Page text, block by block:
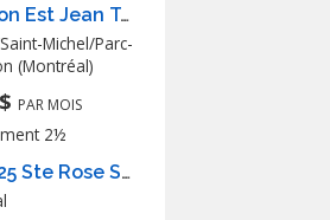
3775 Rue Jean-Talon Est Jean Talon
Michel/Parc-
(Montréal)
PAR MOIS
2½
Two Bedroom - 1825 Ste Rose Street, Montréal